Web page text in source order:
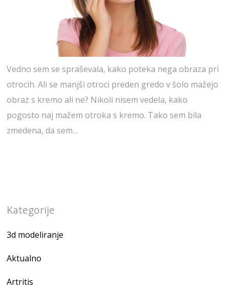
Vedno sem se spraševala, kako poteka nega obraza pri
otrocih. Ali se manjši otroci preden gredo v šolo mažejo
obraz s kremo ali ne? Nikoli nisem vedela, kako
pogosto naj mažem otroka s kremo. Tako sem bila
zmedena, da sem…
Kategorije
3d modeliranje
Aktualno
Artritis